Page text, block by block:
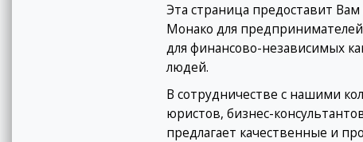
Эта страница предоставит
Монако для
для финансово-независимых
людей.
В сотрудничестве с нашими
юристов, бизнес-
предлагает качественные и